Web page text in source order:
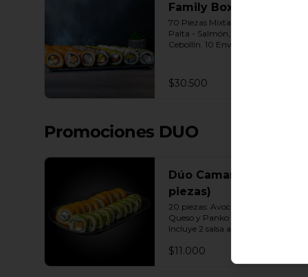
Family Box
70 Piezas Mixtas 10 Envuelto
Palta - Salmón, Queso crema ,
Cebollín. 10 Envuelto Sésamo -
10 Envuelto Ciboulette -
Camarón, queso crema, cebollín.
Salmón, queso crema, cebollÍn
$30.500
Promociones DUO
Dúo Camarón (20
piezas)
20 piezas: Avocado Camarón
Queso y Panko Camarón Queso.
Incluye 2 salsa a elección.
$11.000